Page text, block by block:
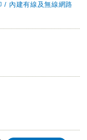
/ 內建有線及無線網路